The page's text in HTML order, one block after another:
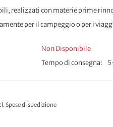
realizzati con materie prime
per il campeggio o per i
Non Disponibile
Tempo di consegna
Spese di spedizione